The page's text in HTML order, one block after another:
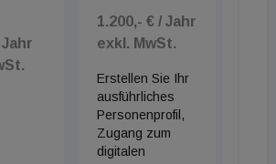
Jahr
1.200,- € / Jahr
exkl. MwSt.
Erstellen Sie Ihr
ausführliches
Personenprofil,
Zugang zum
digitalen